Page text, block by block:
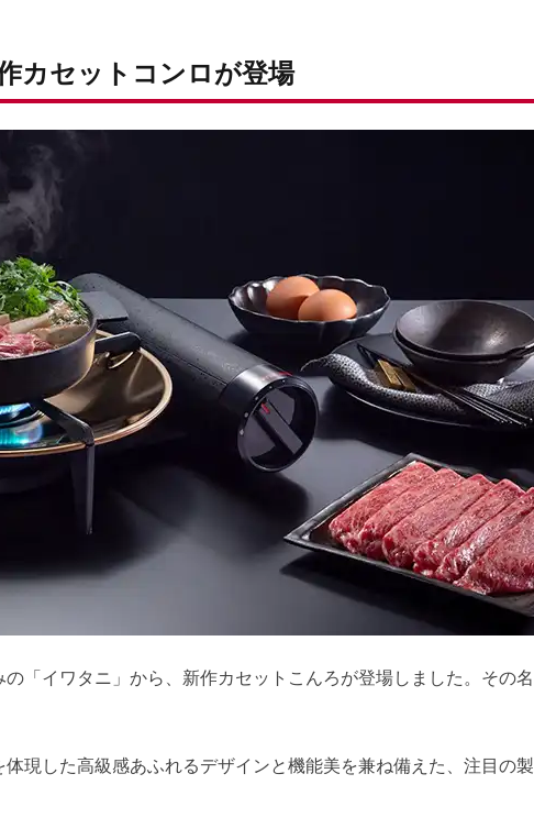
カセットコンロが登場
「イワタニ」から、新作カセットこんろが登場しました。その名
現した高級感あふれるデザインと機能美を兼ね備えた、注目の製